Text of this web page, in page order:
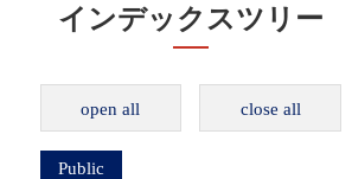
インデックスツリー
open all close all
Public